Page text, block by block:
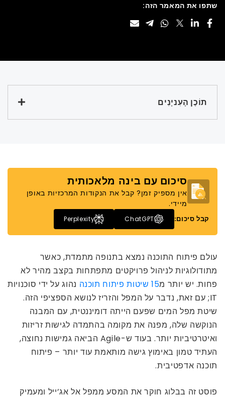
שתפו את המאמר הזה:
תוֹכֶן הָעִניָנִים
סיכום עם בינה מלאכותית
אין מספיק זמן? קבל את הנקודות המרכזיות באופן
מיידי.
קבל סיכום: ChatGPT
Perplexity
עולם פיתוח התוכנה נמצא בתנופה מתמדת, כאשר
מתודולוגיות לניהול פרויקטים מתפתחות בקצב מהיר לא
פחות. יש יותר מ15 שיטות פיתוח תוכנה
נהוג על ידי סוכנויות
IT; עם זאת, נדבר על המפל והזריז לנושא הספציפי הזה.
שיטת מפל המים שפעם הייתה דומיננטית, עם המבנה
הנוקשה שלה, מפנה את מקומה בהתמדה לגישות זריזות
ואיטרטיביות יותר. בעוד ש-Agile הביאה גמישות נחוצה,
העתיד טמון באימוץ גישה מותאמת עוד יותר – פיתוח
תוכנה אדפטיבית.
פוסט זה בבלוג חוקר את המסע ממפל אל אג’ייל ומעמיק